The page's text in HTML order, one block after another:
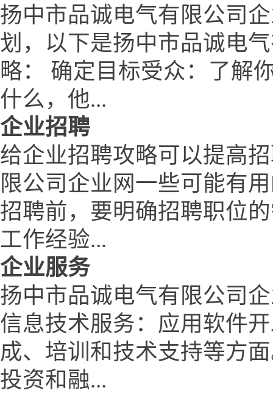
扬中市品诚电气有限公司
划，以下是扬中市品诚电
略： 确定目标受众：了解
什么，他...
企业招聘
给企业招聘攻略可以提高
限公司企业网一些可能有
招聘前，要明确招聘职位
工作经验...
企业服务
扬中市品诚电气有限公司
信息技术服务：应用软件
成、培训和技术支持等方
投资和融...